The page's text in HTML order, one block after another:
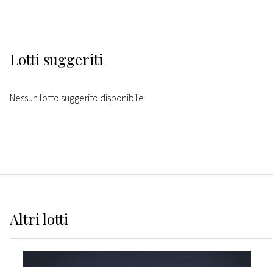
Lotti suggeriti
Nessun lotto suggerito disponibile.
Altrilotti